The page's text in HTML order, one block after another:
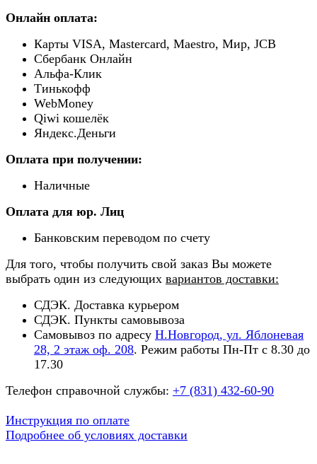
Онлайн оплата:
Карты VISA, Mastercard, Maestro, Мир, JCB
Сбербанк Онлайн
Альфа-Клик
Тинькофф
WebMoney
Qiwi кошелёк
Яндекс.Деньги
Оплата при получении:
Наличные
Оплата для юр. Лиц
Банковским переводом по счету
Для того, чтобы получить свой заказ Вы можете
выбрать один из следующих вариантов доставки:
СДЭК. Доставка курьером
СДЭК. Пункты самовывоза
Самовывоз по адресу Н.Новгород, ул. Яблоневая
28, 2 этаж оф. 208. Режим работы Пн-Пт с 8.30 до
17.30
Телефон справочной службы: +7 (831) 432-60-90
Инструкция по оплате
Подробнее об условиях доставки